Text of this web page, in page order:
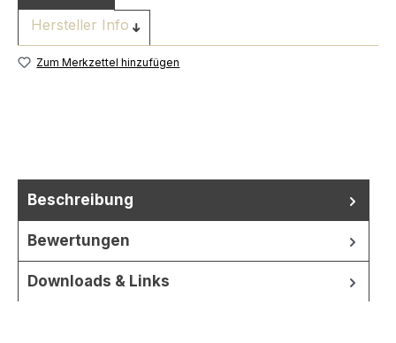
Hersteller Info
Zum Merkzettel hinzufügen
Beschreibung
Bewertungen
Downloads & Links